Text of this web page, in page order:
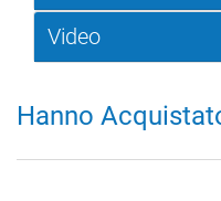
Video
Hanno